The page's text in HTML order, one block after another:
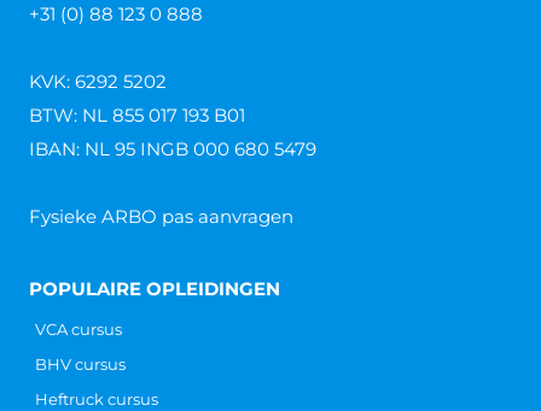
+31 (0) 88 123 0 888
KVK: 6292 5202
BTW: NL 855 017 193 B01
IBAN: NL 95 INGB 000 680 5479
Fysieke ARBO pas aanvragen
POPULAIRE OPLEIDINGEN
VCA cursus
BHV cursus
Heftruck cursus